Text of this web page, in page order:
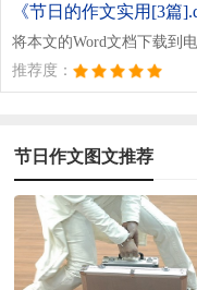
《节日的作文实用[3篇
将本文的Word文档下载到
推荐度：
节日作文图文推荐